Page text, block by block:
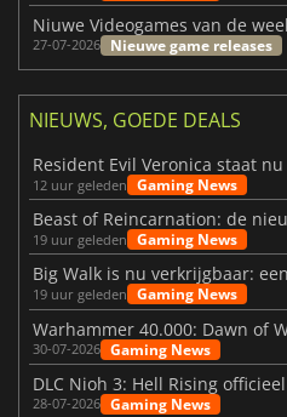
27-07-2026 Nieuwe game releases
NIEUWS, GOEDE DEALS
12 uur geleden Gaming News
19 uur geleden Gaming News
19 uur geleden Gaming News
30-07-2026 Gaming News
DLC Nioh 3: Hell Rising
28-07-2026 Gaming News